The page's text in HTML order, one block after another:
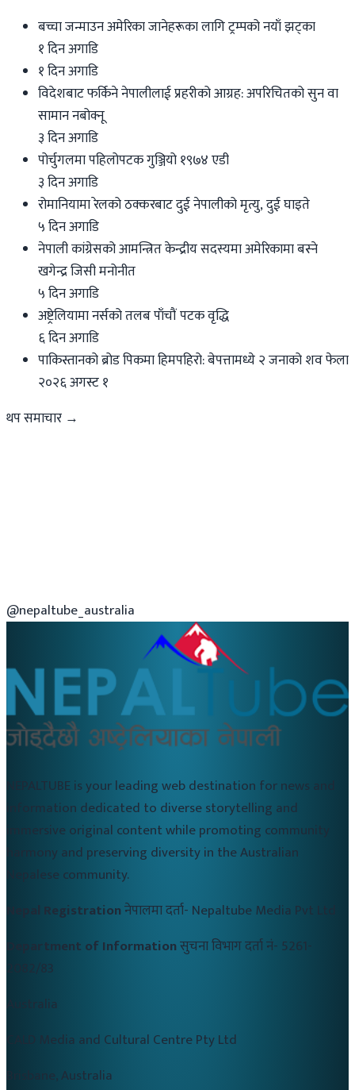
बच्चा जन्माउन अमेरिका जानेहरूका लागि ट्रम्पको नयाँ झट्का
१ दिन अगाडि
१ दिन अगाडि
विदेशबाट फर्किने नेपालीलाई प्रहरीको आग्रह: अपरिचितको सुन वा
सामान नबोक्नू
३ दिन अगाडि
पोर्चुगलमा पहिलोपटक गुञ्जियो १९७४ एडी
३ दिन अगाडि
रोमानियामा रेलको ठक्करबाट दुई नेपालीको मृत्यु, दुई घाइते
५ दिन अगाडि
नेपाली कांग्रेसको आमन्त्रित केन्द्रीय सदस्यमा अमेरिकामा बस्ने
खगेन्द्र जिसी मनोनीत
५ दिन अगाडि
अष्ट्रेलियामा नर्सको तलब पाँचौं पटक वृद्धि
६ दिन अगाडि
पाकिस्तानको ब्रोड पिकमा हिमपहिरो: बेपत्तामध्ये २ जनाको शव फेला
२०२६ अगस्ट १
थप समाचार →
@nepaltube_australia
NEPALTUBE is your leading web destination for news and
information dedicated to diverse storytelling and
immersive original content while promoting community
harmony and preserving diversity in the Australian
Nepalese community.
Nepal Registrationनेपालमा दर्ता- Nepaltube Media Pvt Ltd
Department of Informationसुचना विभाग दर्ता नं- 5261-
2082/83
Australia
CALD Media and Cultural Centre Pty Ltd
Brisbane, Australia